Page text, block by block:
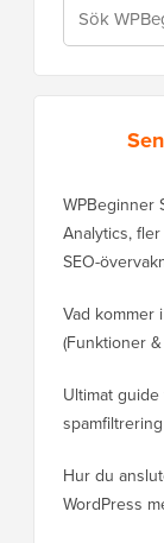
WPBeginner
Analytics,
SEO-
Vad kommer
(Funktioner
Ultimat
Hur du
WordPress